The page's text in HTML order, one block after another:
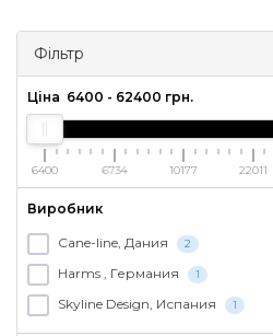
Фільтр
Ціна 6400 - 62400 грн.
6400 6734 10177 22011
Виробник
Cane-line, Дания 2
Harms , Германия 1
Skyline Design, Испания 1